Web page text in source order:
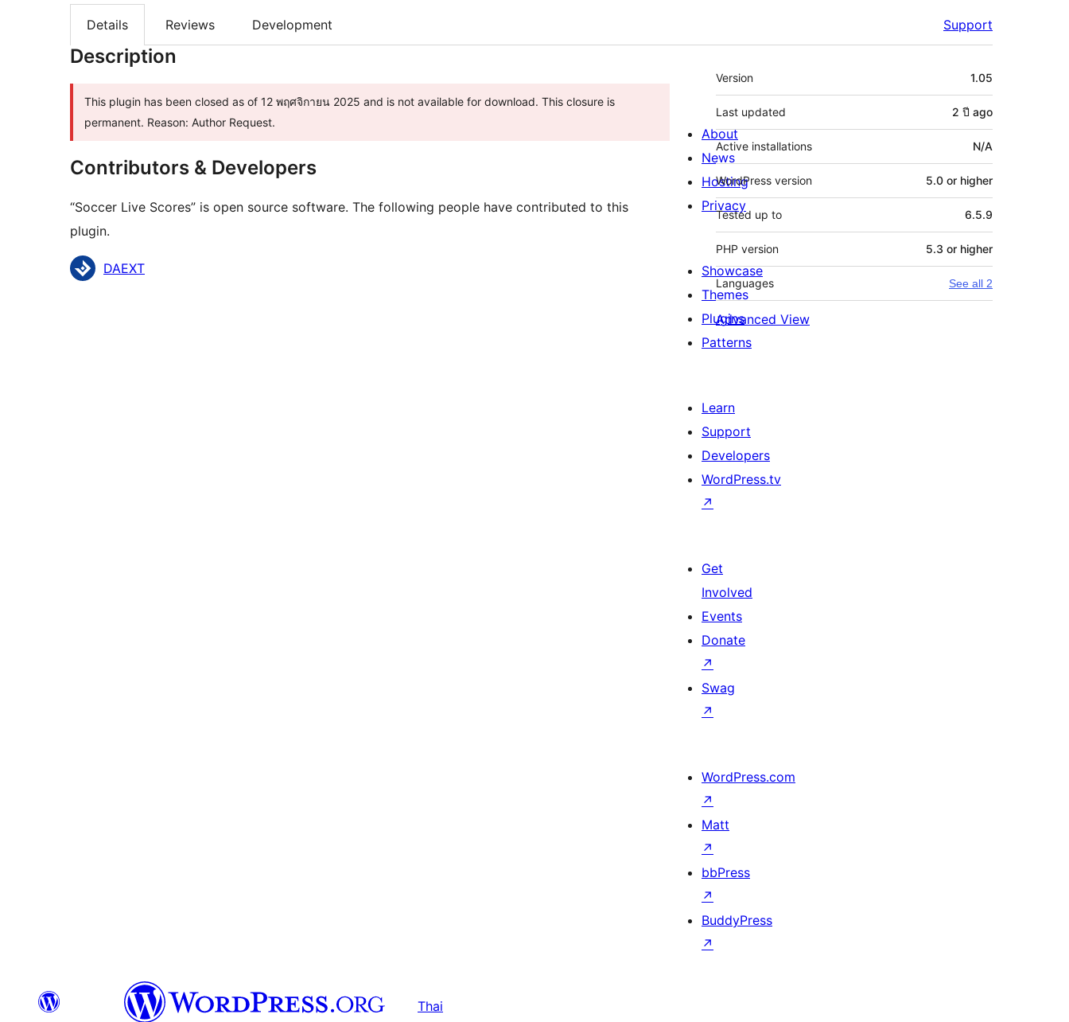
Details Reviews Development Support
Description
This plugin has been closed as of 12 พฤศจิกายน 2025 and is not available for download. This closure is
permanent. Reason: Author Request.
Contributors & Developers
“Soccer Live Scores” is open source software. The following people have contributed to this
plugin.
Contributors
DAEXT
Meta
Version 1.05
Last updated 2 ปี ago
Active installations N/A
WordPress version 5.0 or higher
Tested up to 6.5.9
PHP version 5.3 or higher
Languages See all 2
Advanced View
About
News
Hosting
Privacy
Showcase
Themes
Plugins
Patterns
Learn
Support
Developers
WordPress.tv
↗
Get
Involved
Events
Donate
↗
Swag
↗
WordPress.com
↗
Matt
↗
bbPress
↗
BuddyPress
↗
Thai